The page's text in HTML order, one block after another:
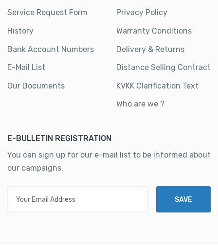
Service Request Form
History
Bank Account Numbers
E-Mail List
Our Documents
Privacy Policy
Warranty Conditions
Delivery & Returns
Distance Selling Contract
KVKK Clarification Text
Who are we ?
E-BULLETIN REGISTRATION
You can sign up for our e-mail list to be informed about
our campaigns.
SAVE